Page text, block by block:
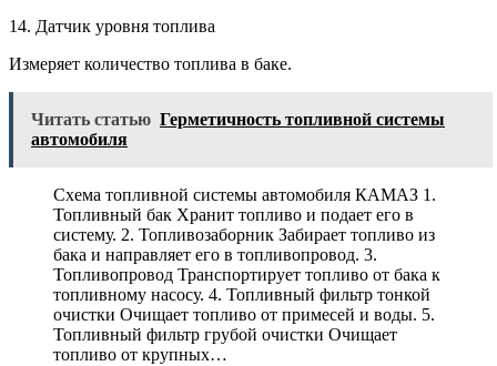
14. Датчик уровня топлива
Измеряет количество топлива в баке.
Читать статью Герметичность топливной системы
автомобиля
Схема топливной системы автомобиля КАМАЗ 1.
Топливный бак Хранит топливо и подает его в
систему. 2. Топливозаборник Забирает топливо из
бака и направляет его в топливопровод. 3.
Топливопровод Транспортирует топливо от бака к
топливному насосу. 4. Топливный фильтр тонкой
очистки Очищает топливо от примесей и воды. 5.
Топливный фильтр грубой очистки Очищает
топливо от крупных…